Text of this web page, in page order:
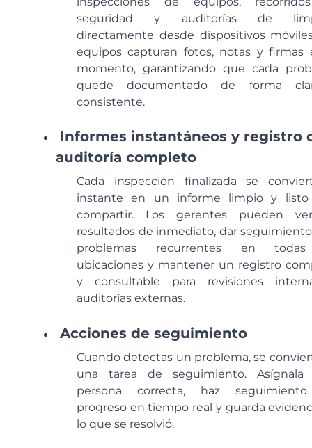
seguridad y auditorías de
directamente desde dispositivos
equipos capturan fotos, notas y firmas
momento, garantizando que cada
quede documentado de forma
consistente.
Informes instantáneos y registro
auditoría completo
Cada inspección finalizada se
instante en un informe limpio y listo
compartir. Los gerentes pueden
resultados de inmediato, dar
problemas recurrentes en
ubicaciones y mantener un registro
y consultable para revisiones
auditorías externas.
Acciones de seguimiento
Cuando detectas un problema, se
una tarea de seguimiento.
persona correcta, haz
progreso en tiempo real y guarda
lo que se resolvió.